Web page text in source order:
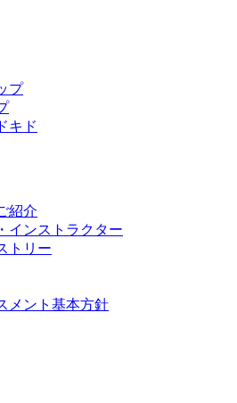
プ
キド
紹介
インストラクター
トリー
メント基本方針